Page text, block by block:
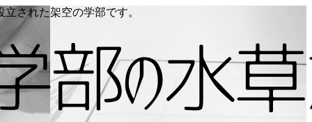
された架空の学部です。